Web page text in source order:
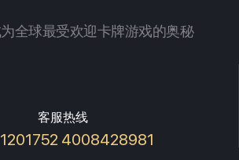
全球最受欢迎卡牌游戏的奥秘
客服热线
4008428981